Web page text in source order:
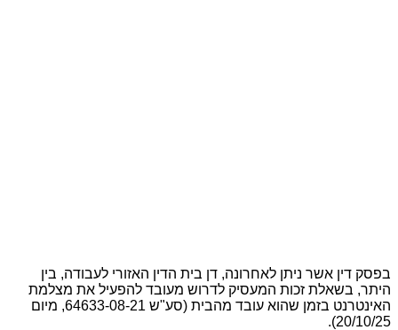
בפסק דין אשר ניתן לאחרונה, דן בית הדין האזורי לעבודה, בין
היתר, בשאלת זכות המעסיק לדרוש מעובד להפעיל את מצלמת
האינטרנט בזמן שהוא עובד מהבית (סע"ש 64633-08-21, מיום
20/10/25).